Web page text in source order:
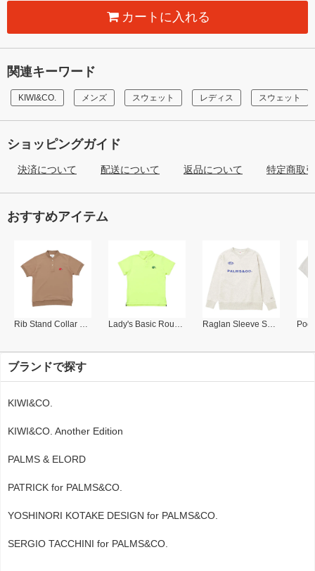
カートに入れる
関連キーワード
KIWI&CO. メンズ スウェット レディス スウェット
ショッピングガイド
決済について 配送について 返品について 特定商取
おすすめアイテム
Rib Stand Collar Polo Lady's Basic Round Collar Polo Raglan Sleeve Sweat Shirt
ブランドで探す
KIWI&CO.
KIWI&CO. Another Edition
PALMS & ELORD
PATRICK for PALMS&CO.
YOSHINORI KOTAKE DESIGN for PALMS&CO.
SERGIO TACCHINI for PALMS&CO.